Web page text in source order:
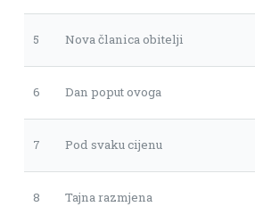
5 Nova članica obitelji
6 Dan poput ovoga
7 Pod svaku cijenu
8 Tajna razmjena